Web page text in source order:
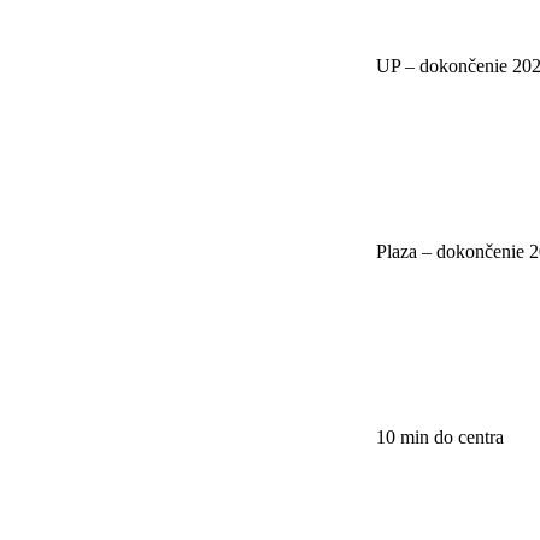
UP – dokončenie
Plaza – dokončenie
10 min do centra